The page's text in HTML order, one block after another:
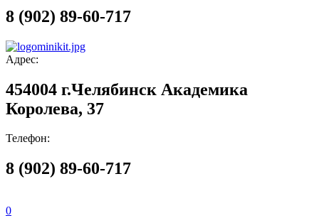
8 (902) 89-60-717
Адрес:
454004 г.Челябинск Академика
Королева, 37
Телефон:
8 (902) 89-60-717
0